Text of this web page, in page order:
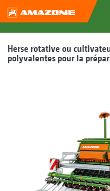
Herse rotative ou
polyvalentes pour la